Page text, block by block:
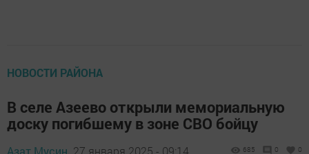
НОВОСТИ РАЙОНА
В селе Азеево открыли мемориальную
доску погибшему в зоне СВО бойцу
685 0 0